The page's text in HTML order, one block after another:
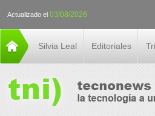
Actualizado el 03/08/2026
Silvia Leal Editoriales